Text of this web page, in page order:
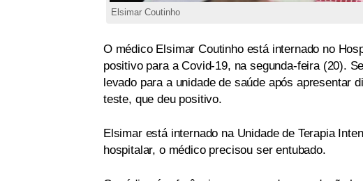
Elsimar Coutinho
O médico Elsimar Coutinho está internado no
positivo para a Covid-19, na segunda-feira (20).
levado para a unidade de saúde após apresentar
teste, que deu positivo.
Elsimar está internado na Unidade de Terapia
hospitalar, o médico precisou ser entubado.